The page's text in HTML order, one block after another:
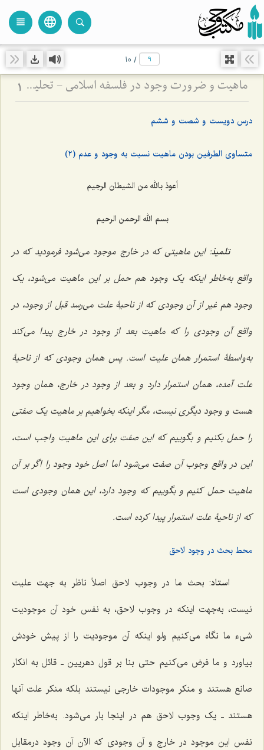
language
view_headline
/
10
ماهیت و ضرورت وجود در فلسفه اسلامی - تحلیل تساوی ماهیت نسبت به وجود و عدم در فلسفه 1
درس دویست و شصت و ششم
متساوی الطرفین بودن ماهیت نسبت به وجود و عدم (2)
أعوذ بالله من الشیطان الرجیم
بسم الله الرحمن الرحیم
تلمیذ: این ماهیتی که در خارج موجود می‌شود فرمودید که در
واقع به‌خاطر اینکه یک وجود هم حمل بر این ماهیت می‌شود، یک
وجود هم غیر از آن وجودی که از ناحیۀ علت می‌رسد قبل از وجود، در
واقع آن وجودی را که ماهیت بعد از وجود در خارج پیدا می‌کند
به‌واسطۀ استمرار همان علیت است. پس همان وجودی که از ناحیۀ
علت آمده، همان استمرار دارد و بعد از وجود در خارج، همان وجود
هست و وجود دیگری نیست، مگر اینکه بخواهیم بر ماهیت یک صفتی
را حمل بکنیم و بگوییم که این صفت برای این ماهیت واجب است،
این در واقع وجوب آن صفت می‌شود اما اصل خود وجود را اگر بر آن
ماهیت حمل کنیم و بگوییم که وجود دارد، این همان وجودی است
که از ناحیۀ علت استمرار پیدا کرده است.
محط بحث در وجود لاحق
استاد: بحث ما در وجوب لاحق اصلاً ناظر به جهت علیت
نیست، به‌جهت اینکه در وجوب لاحق، به نفس خود آن موجودیت
شیء ما نگاه می‌کنیم ولو اینکه آن موجودیت را از پیش خودش
بیاورد و ما فرض می‌کنیم حتی بنا بر قول دهریین ـ قائل به انکار
صانع هستند و منکر موجودات خارجی نیستند بلکه منکر علت آنها
هستند ـ یک وجوب لاحق هم در اینجا بار می‌شود. به‌خاطر اینکه
نفس این موجود در خارج و آن وجودی که الآن آن وجود درمقابل